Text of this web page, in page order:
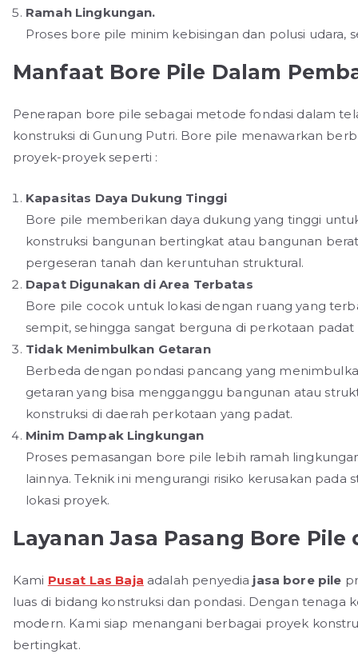
Ramah Lingkungan.
Proses bore pile minim kebisingan dan polusi udara,
Manfaat Bore Pile Dalam
Penerapan bore pile sebagai metode fondasi dalam
konstruksi di Gunung Putri. Bore pile menawarkan
proyek-proyek seperti :
Kapasitas Daya Dukung Tinggi
Bore pile memberikan daya dukung yang tinggi
konstruksi bangunan bertingkat atau bangunan
pergeseran tanah dan keruntuhan struktural.
Dapat Digunakan di Area Terbatas
Bore pile cocok untuk lokasi dengan ruang yang
sempit, sehingga sangat berguna di perkotaan
Tidak Menimbulkan Getaran
Berbeda dengan pondasi pancang yang
getaran yang bisa mengganggu bangunan atau
konstruksi di daerah perkotaan yang padat.
Minim Dampak Lingkungan
Proses pemasangan bore pile lebih ramah
lainnya. Teknik ini mengurangi risiko kerusakan
lokasi proyek.
Layanan Jasa Pasang Bore
Kami Pusat Las Baja adalah penyedia jasa bore pile
luas di bidang konstruksi dan pondasi. Dengan
modern. Kami siap menangani berbagai proyek
bertingkat.